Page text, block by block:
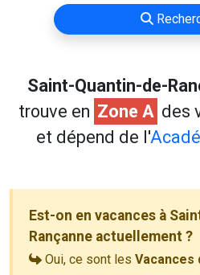
Saint-Quantin-de-
trouve en Zone A des
et dépend de l'
Est-on en vacances à
Rançanne actuellement ?
Oui, ce sont les Vacances